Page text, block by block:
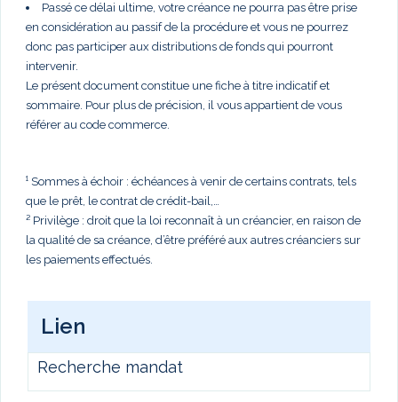
Passé ce délai ultime, votre créance ne pourra pas être prise
en considération au passif de la procédure et vous ne pourrez
donc pas participer aux distributions de fonds qui pourront
intervenir.
Le présent document constitue une fiche à titre indicatif et
sommaire. Pour plus de précision, il vous appartient de vous
référer au code commerce.
¹ Sommes à échoir : échéances à venir de certains contrats, tels
que le prêt, le contrat de crédit-bail,…
² Privilège : droit que la loi reconnaît à un créancier, en raison de
la qualité de sa créance, d’être préféré aux autres créanciers sur
les paiements effectués.
Lien
Recherche mandat